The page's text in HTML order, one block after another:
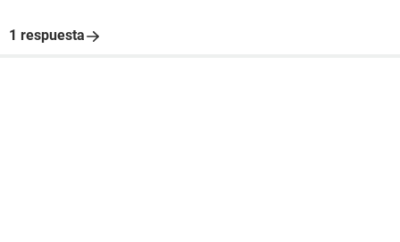
1 respuesta